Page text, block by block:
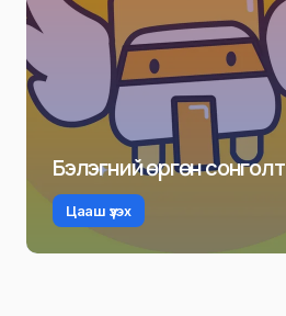
Бэлэгний өргөн сонголт
Цааш үзэх